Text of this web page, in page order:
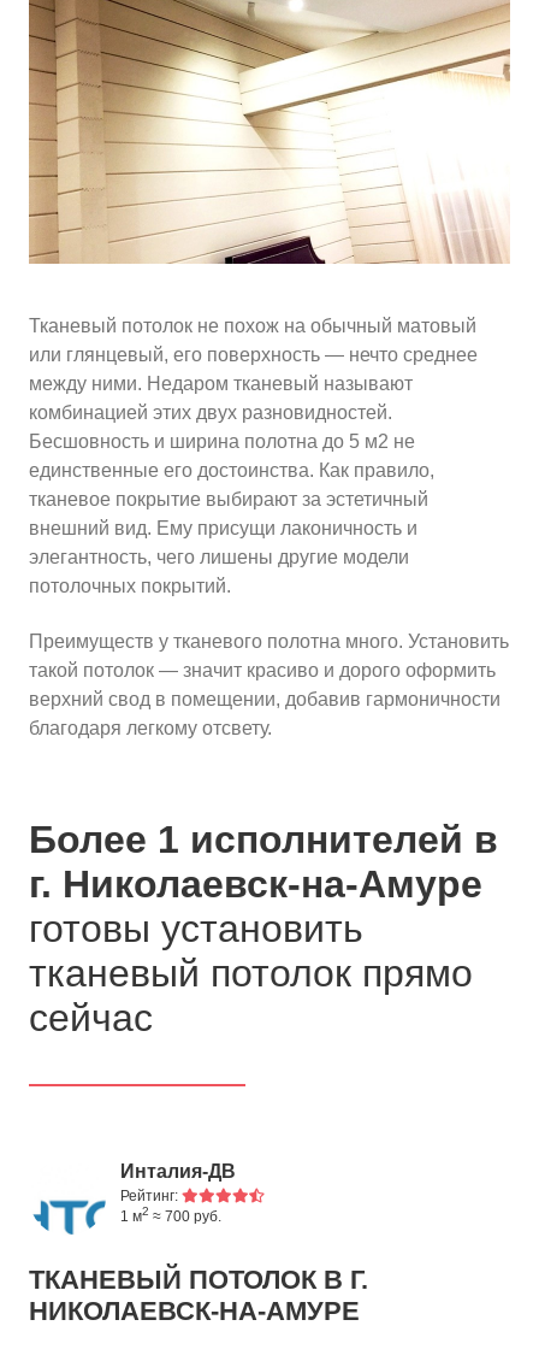
5
10м2 ≈3500 руб.
Ориентировочная площадь Вашего потолка
99
Подобрать исполнителя
Тканевый потолок не похож на обычный матовый
или глянцевый, его поверхность — нечто среднее
между ними. Недаром тканевый называют
комбинацией этих двух разновидностей.
Бесшовность и ширина полотна до 5 м2 не
единственные его достоинства. Как правило,
тканевое покрытие выбирают за эстетичный
внешний вид. Ему присущи лаконичность и
элегантность, чего лишены другие модели
потолочных покрытий.
Преимуществ у тканевого полотна много. Установить
такой потолок — значит красиво и дорого оформить
верхний свод в помещении, добавив гармоничности
благодаря легкому отсвету.
Более 1 исполнителей в
г. Николаевск-на-Амуре
готовы установить
тканевый потолок прямо
сейчас
Инталия-ДВ
Рейтинг:
1 м2 ≈ 700 руб.
ТКАНЕВЫЙ ПОТОЛОК В Г.
НИКОЛАЕВСК-НА-АМУРЕ